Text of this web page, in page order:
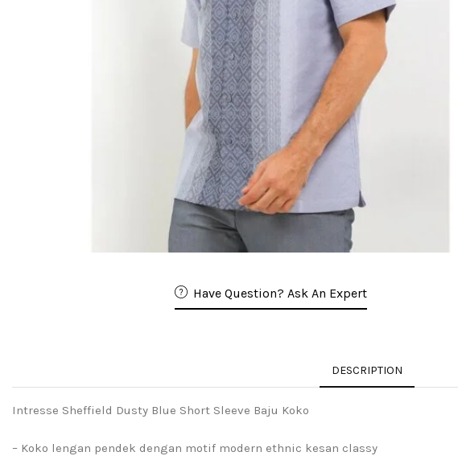
Have Question? Ask An Expert
DESCRIPTION
Intresse Sheffield Dusty Blue Short Sleeve Baju Koko
– Koko lengan pendek dengan motif modern ethnic kesan classy